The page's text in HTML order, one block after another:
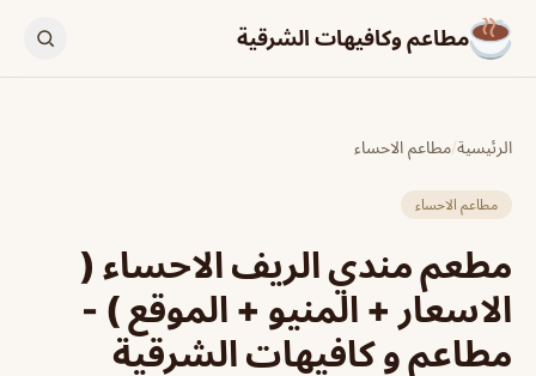
مطاعم وكافيهات الشرقية
الرئيسية/مطاعم الاحساء
مطاعم الاحساء
مطعم مندي الريف الاحساء (
الاسعار + المنيو + الموقع ) -
مطاعم و كافيهات الشرقية